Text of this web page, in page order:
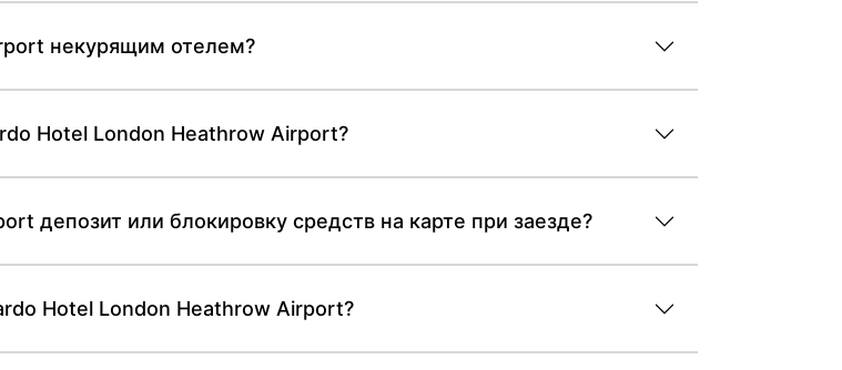
некурящим отелем?
Hotel London Heathrow Airport?
депозит или блокировку средств на карте при заезде?
Hotel London Heathrow Airport?